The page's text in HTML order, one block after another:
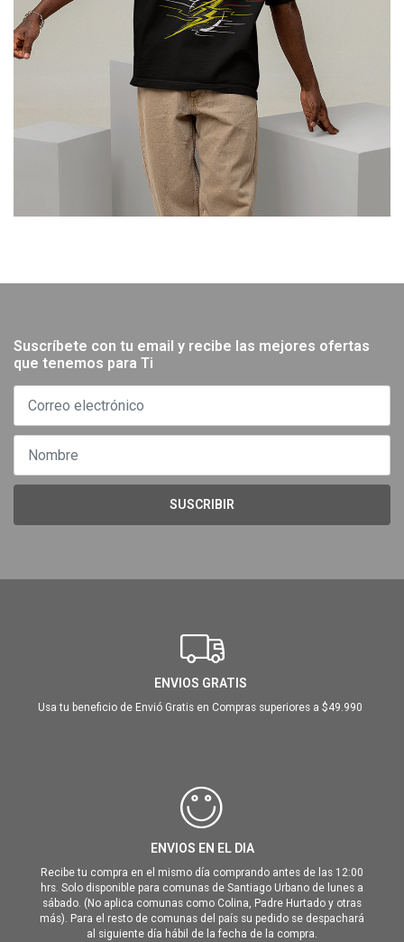
Suscríbete con tu email y recibe las mejores ofertas
que tenemos para Ti
SUSCRIBIR
ENVIOS GRATIS
Usa tu beneficio de Envió Gratis en Compras superiores a $49.990
ENVIOS EN EL DIA
Recibe tu compra en el mismo día comprando antes de las 12:00
hrs. Solo disponible para comunas de Santiago Urbano de lunes a
sábado. (No aplica comunas como Colina, Padre Hurtado y otras
más). Para el resto de comunas del país su pedido se despachará
al siguiente día hábil de la fecha de la compra.